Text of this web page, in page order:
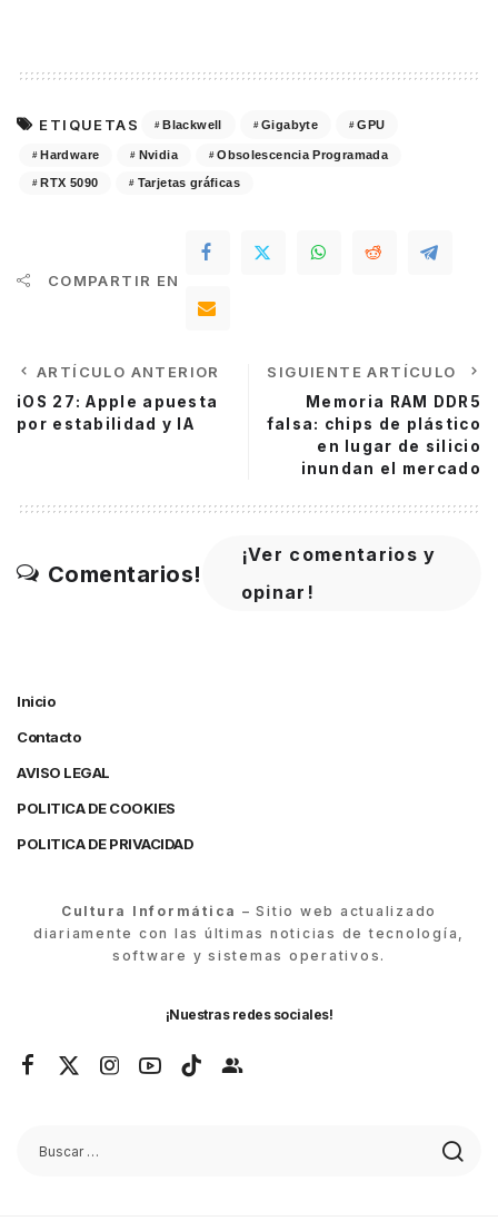
ETIQUETAS Blackwell Gigabyte GPU
Hardware Nvidia Obsolescencia Programada
RTX 5090 Tarjetas gráficas
COMPARTIR EN
ARTÍCULO ANTERIOR
iOS 27: Apple apuesta
por estabilidad y IA
SIGUIENTE ARTÍCULO
Memoria RAM DDR5
falsa: chips de plástico
en lugar de silicio
inundan el mercado
Comentarios!
¡Ver comentarios y
opinar!
Inicio
Contacto
AVISO LEGAL
POLITICA DE COOKIES
POLITICA DE PRIVACIDAD
Cultura Informática – Sitio web actualizado
diariamente con las últimas noticias de tecnología,
software y sistemas operativos.
¡Nuestras redes sociales!